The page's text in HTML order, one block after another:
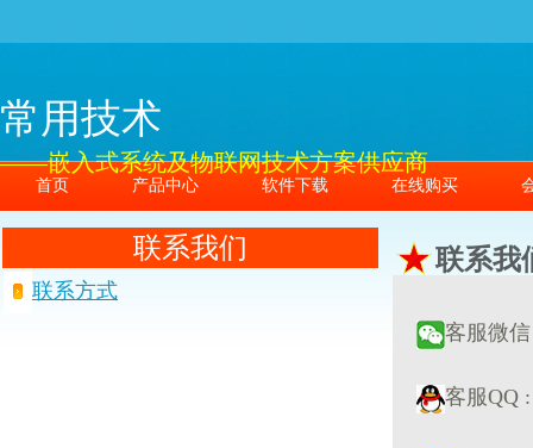
常用技术
——嵌入式系统及物联网技术方案供应商
首页 产品中心 软件下载 在线购买
联系我们
联系方式
联系我
客服微
客服QQ